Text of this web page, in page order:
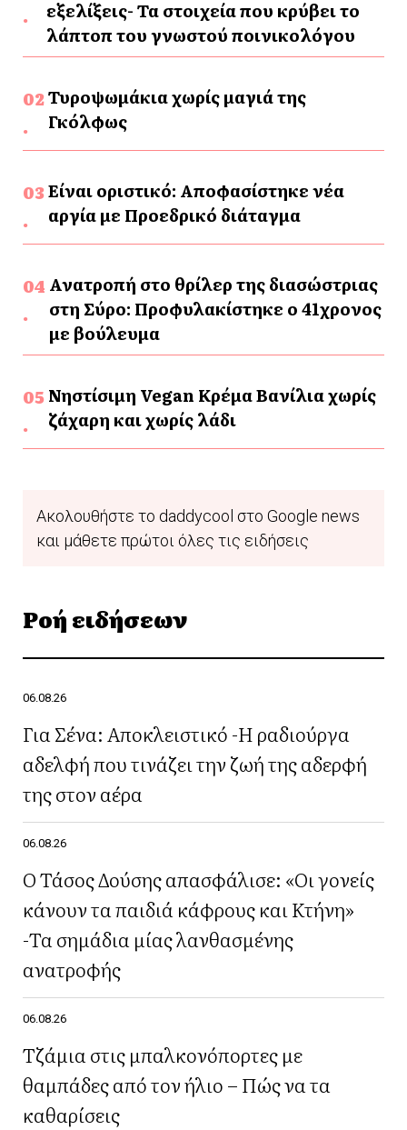
εξελίξεις- Τα στοιχεία που κρύβει το
λάπτοπ του γνωστού ποινικολόγου
Τυροψωμάκια χωρίς μαγιά της
Γκόλφως
Είναι οριστικό: Αποφασίστηκε νέα
αργία με Προεδρικό διάταγμα
Ανατροπή στο θρίλερ της διασώστριας
στη Σύρο: Προφυλακίστηκε ο 41χρονος
με βούλευμα
Νηστίσιμη Vegan Κρέμα Βανίλια χωρίς
ζάχαρη και χωρίς λάδι
Ακολουθήστε το daddycool στο Google news
και μάθετε πρώτοι όλες τις ειδήσεις
Ροή ειδήσεων
06.08.26
Για Σένα: Αποκλειστικό -Η ραδιούργα
αδελφή που τινάζει την ζωή της αδερφή
της στον αέρα
06.08.26
Ο Τάσος Δούσης απασφάλισε: «Οι γονείς
κάνουν τα παιδιά κάφρους και Κτήνη»
-Τα σημάδια μίας λανθασμένης
ανατροφής
06.08.26
Τζάμια στις μπαλκονόπορτες με
θαμπάδες από τον ήλιο – Πώς να τα
καθαρίσεις